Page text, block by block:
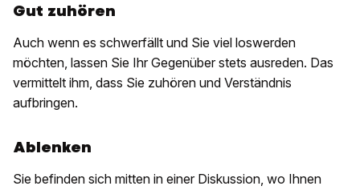
Gut zuhören
Auch wenn es schwerfällt und Sie viel loswerden
möchten, lassen Sie Ihr Gegenüber stets ausreden. Das
vermittelt ihm, dass Sie zuhören und Verständnis
aufbringen.
Ablenken
Sie befinden sich mitten in einer Diskussion, wo Ihnen